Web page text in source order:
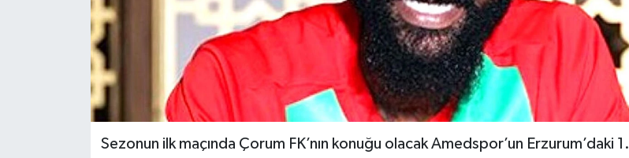
Sezonun ilk maçında Çorum FK’nın konuğu olacak Amedspor’un Erzurum’daki 1.